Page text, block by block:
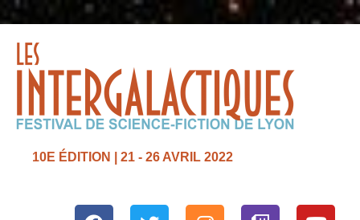
10E ÉDITION | 21 - 26 AVRIL 2022